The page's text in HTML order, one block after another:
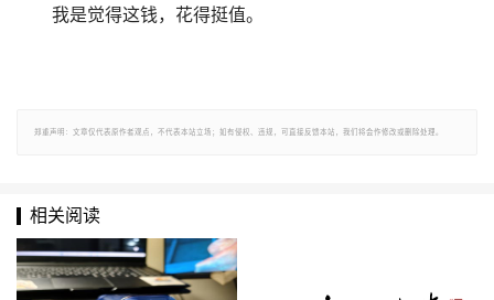
我是觉得这钱，花得挺值。
郑重声明：文章仅代表原作者观点，不代表本站立场；如有侵权、违规，可直接反馈本站，我们将会作修改或删除处理。
相关阅读